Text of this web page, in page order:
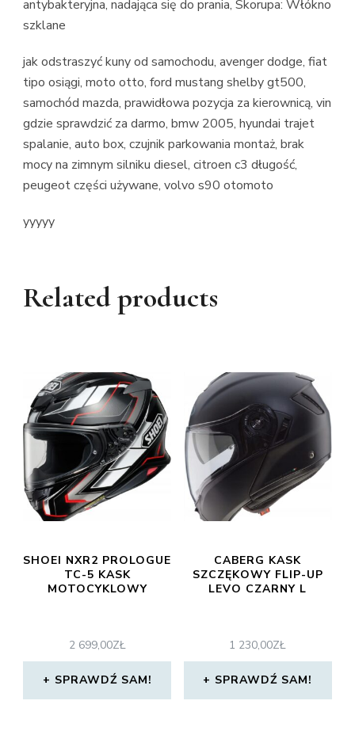
antybakteryjna, nadająca się do prania, Skorupa: Włókno
szklane
jak odstraszyć kuny od samochodu, avenger dodge, fiat
tipo osiągi, moto otto, ford mustang shelby gt500,
samochód mazda, prawidłowa pozycja za kierownicą, vin
gdzie sprawdzić za darmo, bmw 2005, hyundai trajet
spalanie, auto box, czujnik parkowania montaż, brak
mocy na zimnym silniku diesel, citroen c3 długość,
peugeot części używane, volvo s90 otomoto
yyyyy
Related products
SHOEI NXR2 PROLOGUE
TC-5 KASK
MOTOCYKLOWY
2 699,00ZŁ
SPRAWDŹ SAM!
CABERG KASK
SZCZĘKOWY FLIP-UP
LEVO CZARNY L
1 230,00ZŁ
SPRAWDŹ SAM!